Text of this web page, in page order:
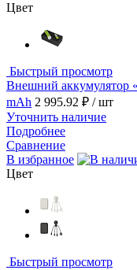
Цвет
Быстрый просмотр
Внешний аккумулятор
mAh 2 995.92 ₽ / шт
Уточнить наличие
Подробнее
Сравнение
В избранное
Цвет
Быстрый просмотр